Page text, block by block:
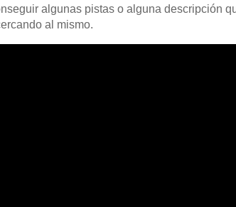
algunas pistas o alguna descripción
al mismo.